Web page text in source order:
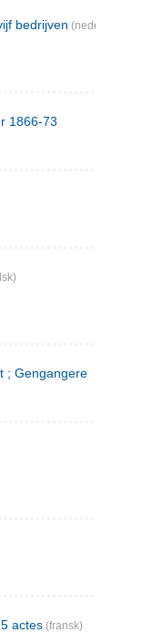
bedrijven (nederlandsk)
1866-73
; Gengangere
actes (fransk)